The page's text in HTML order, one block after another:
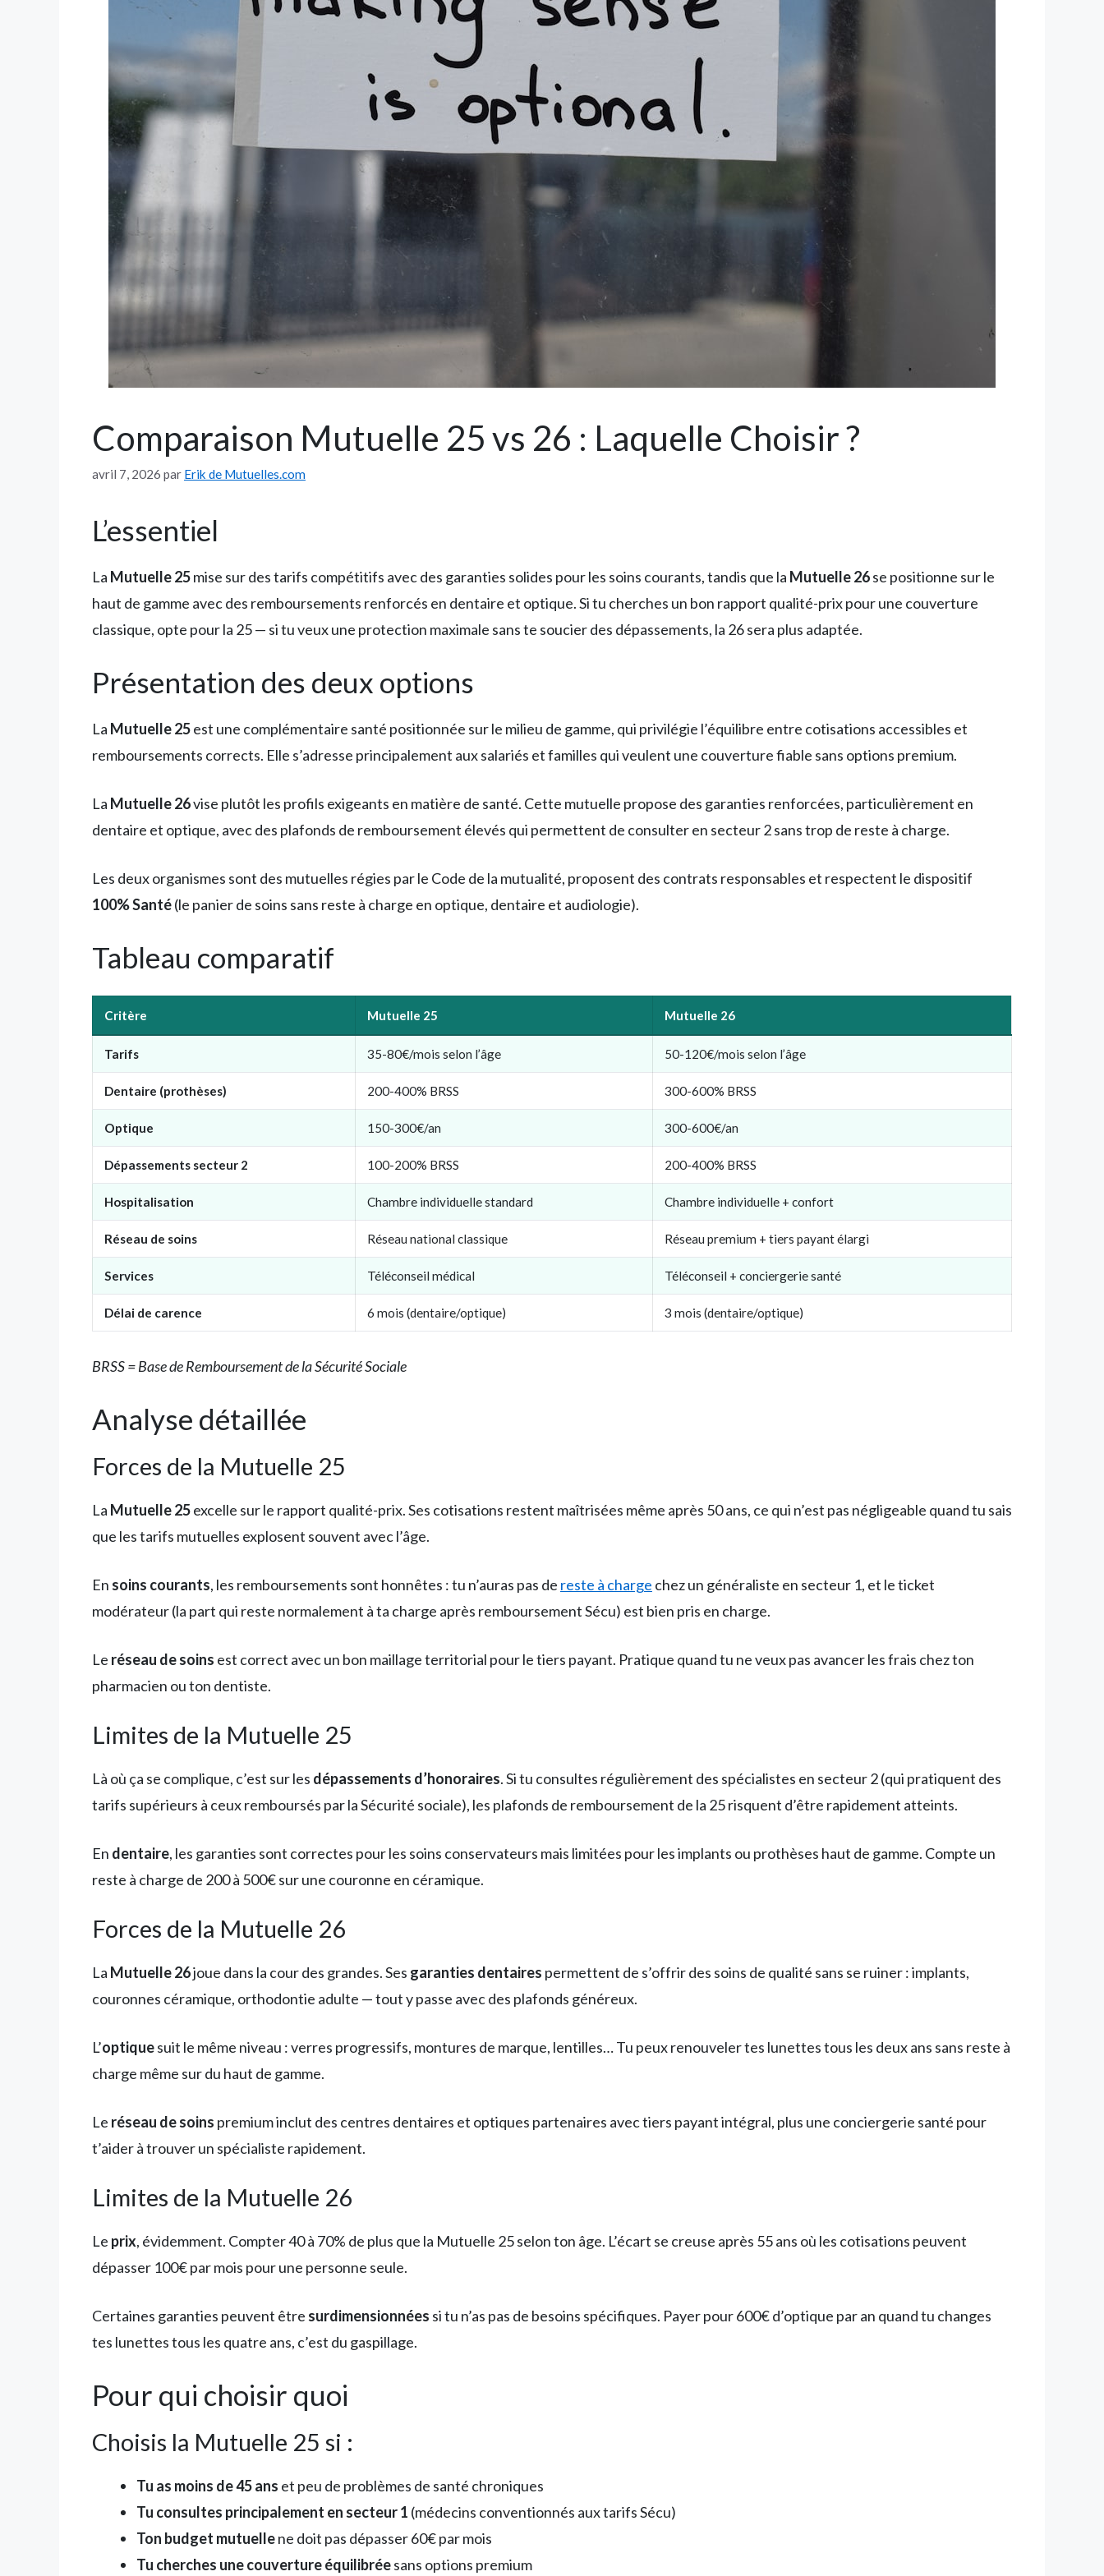
Comparaison Mutuelle 25 vs 26 : Laquelle Choisir ?
avril 7, 2026 par Erik de Mutuelles.com
L’essentiel
La Mutuelle 25mise sur des tarifs compétitifs avec des garanties solides pour les soins courants, tandis que la Mutuelle 26se positionne sur le
haut de gamme avec des remboursements renforcés en dentaire et optique. Si tu cherches un bon rapport qualité-prix pour une couverture
classique, opte pour la 25 — si tu veux une protection maximale sans te soucier des dépassements, la 26 sera plus adaptée.
Présentation des deux options
La Mutuelle 25est une complémentaire santé positionnée sur le milieu de gamme, qui privilégie l’équilibre entre cotisations accessibles et
remboursements corrects. Elle s’adresse principalement aux salariés et familles qui veulent une couverture fiable sans options premium.
La Mutuelle 26vise plutôt les profils exigeants en matière de santé. Cette mutuelle propose des garanties renforcées, particulièrement en
dentaire et optique, avec des plafonds de remboursement élevés qui permettent de consulter en secteur 2 sans trop de reste à charge.
Les deux organismes sont des mutuelles régies par le Code de la mutualité, proposent des contrats responsables et respectent le dispositif
100% Santé(le panier de soins sans reste à charge en optique, dentaire et audiologie).
Tableau comparatif
Critère Mutuelle 25 Mutuelle 26
Tarifs 35-80€/mois selon l’âge 50-120€/mois selon l’âge
Dentaire (prothèses) 200-400% BRSS 300-600% BRSS
Optique 150-300€/an 300-600€/an
Dépassements secteur 2 100-200% BRSS 200-400% BRSS
Hospitalisation Chambre individuelle standard Chambre individuelle + confort
Réseau de soins Réseau national classique Réseau premium + tiers payant élargi
Services Téléconseil médical Téléconseil + conciergerie santé
Délai de carence 6 mois (dentaire/optique) 3 mois (dentaire/optique)
BRSS = Base de Remboursement de la Sécurité Sociale
Analyse détaillée
Forces de la Mutuelle 25
La Mutuelle 25excelle sur le rapport qualité-prix. Ses cotisations restent maîtrisées même après 50 ans, ce qui n’est pas négligeable quand tu sais
que les tarifs mutuelles explosent souvent avec l’âge.
En soins courants, les remboursements sont honnêtes : tu n’auras pas de reste à charge chez un généraliste en secteur 1, et le ticket
modérateur (la part qui reste normalement à ta charge après remboursement Sécu) est bien pris en charge.
Le réseau de soins est correct avec un bon maillage territorial pour le tiers payant. Pratique quand tu ne veux pas avancer les frais chez ton
pharmacien ou ton dentiste.
Limites de la Mutuelle 25
Là où ça se complique, c’est sur les dépassements d’honoraires. Si tu consultes régulièrement des spécialistes en secteur 2 (qui pratiquent des
tarifs supérieurs à ceux remboursés par la Sécurité sociale), les plafonds de remboursement de la 25 risquent d’être rapidement atteints.
En dentaire, les garanties sont correctes pour les soins conservateurs mais limitées pour les implants ou prothèses haut de gamme. Compte un
reste à charge de 200 à 500€ sur une couronne en céramique.
Forces de la Mutuelle 26
La Mutuelle 26joue dans la cour des grandes. Ses garanties dentaires permettent de s’offrir des soins de qualité sans se ruiner : implants,
couronnes céramique, orthodontie adulte — tout y passe avec des plafonds généreux.
L’optiquesuit le même niveau : verres progressifs, montures de marque, lentilles… Tu peux renouveler tes lunettes tous les deux ans sans reste à
charge même sur du haut de gamme.
Le réseau de soins premium inclut des centres dentaires et optiques partenaires avec tiers payant intégral, plus une conciergerie santé pour
t’aider à trouver un spécialiste rapidement.
Limites de la Mutuelle 26
Le prix, évidemment. Compter 40 à 70% de plus que la Mutuelle 25 selon ton âge. L’écart se creuse après 55 ans où les cotisations peuvent
dépasser 100€ par mois pour une personne seule.
Certaines garanties peuvent être surdimensionnées si tu n’as pas de besoins spécifiques. Payer pour 600€ d’optique par an quand tu changes
tes lunettes tous les quatre ans, c’est du gaspillage.
Pour qui choisir quoi
Choisis la Mutuelle 25 si :
Tu as moins de 45 ans et peu de problèmes de santé chroniques
Tu consultes principalement en secteur 1 (médecins conventionnés aux tarifs Sécu)
Ton budget mutuellene doit pas dépasser 60€ par mois
Tu cherches une couverture équilibréesans options premium